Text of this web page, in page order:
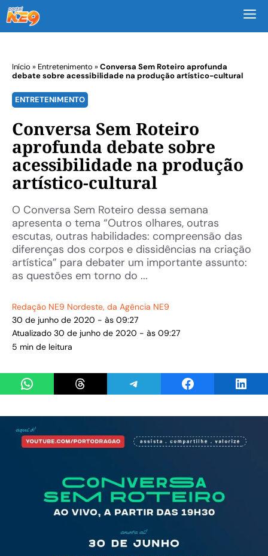
Início » Entretenimento »Conversa Sem Roteiro aprofunda
debate sobre acessibilidade na produção artístico-cultural
ENTRETENIMENTO
Conversa Sem Roteiro
aprofunda debate sobre
acessibilidade na produção
artístico-cultural
O Conversa Sem Roteiro dessa semana
apresenta o tema “Outros olhares, outras
escutas, outras habilidades: compreensão das
diferenças dos corpos e dissidências na criação
artística” para debater um importante assunto:
as questões em torno do ...
Redação NE9 Nordeste, da Agência NE9
30 de junho de 2020 - às 09:27
Atualizado 30 de junho de 2020 - às 09:27
5 min de leitura
Share on WhatsAppShare on ThreadsShare on TelegramShare on Facebook